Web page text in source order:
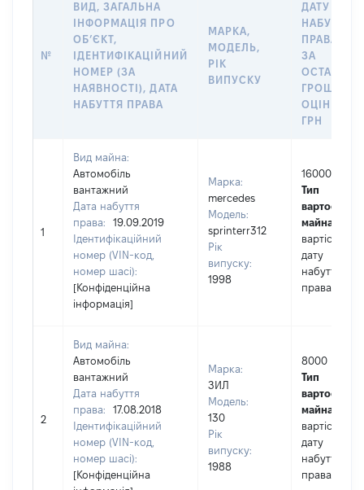
№
ВИД, ЗАГАЛЬНА
ІНФОРМАЦІЯ ПРО
ОБʼЄКТ,
ІДЕНТИФІКАЦІЙНИЙ
НОМЕР (ЗА
НАЯВНОСТІ), ДАТА
НАБУТТЯ ПРАВА
МАРКА,
МОДЕЛЬ,
РІК
ВИПУСКУ
ДАТУ
НАБУТТЯ
ПРАВА
ЗА
ОЦІНКОЮ,
ГРН
1
Вид майна:
Автомобіль
вантажний
Дата набуття
права:
19.09.2019
Ідентифікаційний
номер (VIN-код,
номер шасі):
[Конфіденційна
інформація]
Марка:
mercedes
Модель:
sprinterr312
Рік
випуску:
1998
160000
Тип
вартості
майна:
вартість на
дату
набуття
права
2
Вид майна:
Автомобіль
вантажний
Дата набуття
права:
17.08.2018
Ідентифікаційний
номер (VIN-код,
номер шасі):
[Конфіденційна
Марка:
ЗИЛ
Модель:
130
Рік
випуску:
1988
8000
Тип
вартості
майна:
вартість на
дату
набуття
права